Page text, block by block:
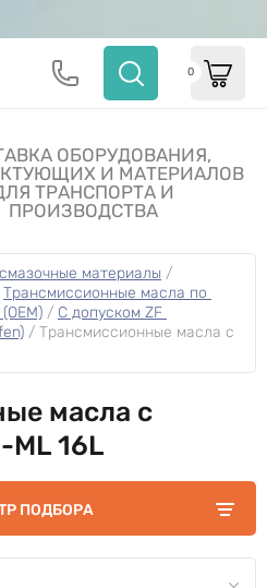
ОБОРУДОВАНИЯ,
И МАТЕРИАЛОВ
ТРАНСПОРТА И
ПРОИЗВОДСТВА
0
материалы
Трансмиссионные масла по
/ С допуском ZF
/ Трансмиссионные масла с
масла с
ML 16L
ПОДБОРА